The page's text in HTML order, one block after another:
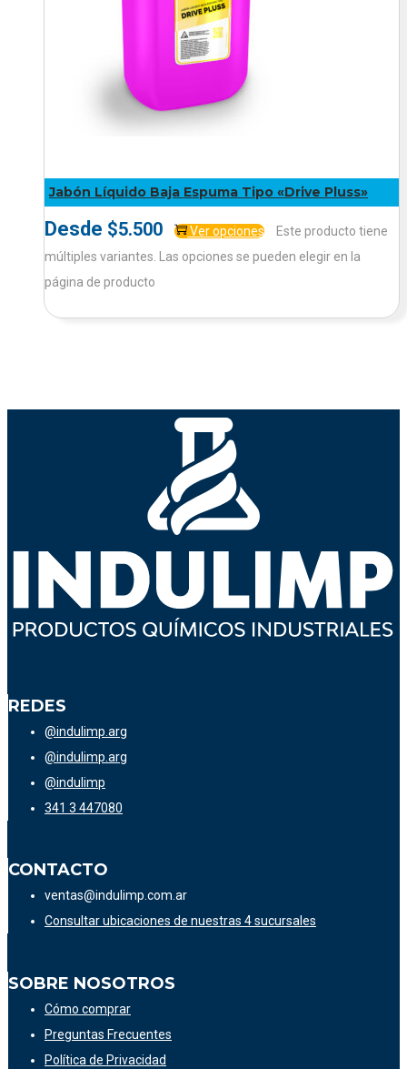
Jabón Líquido Baja Espuma Tipo «Drive Pluss»
Desde $5.500 Ver opciones
Este producto tiene
múltiples variantes. Las opciones se pueden elegir en la
página de producto
REDES
@indulimp.arg
@indulimp.arg
@indulimp
341 3 447080
CONTACTO
ventas@indulimp.com.ar
Consultar ubicaciones de nuestras 4 sucursales
SOBRE NOSOTROS
Cómo comprar
Preguntas Frecuentes
Política de Privacidad